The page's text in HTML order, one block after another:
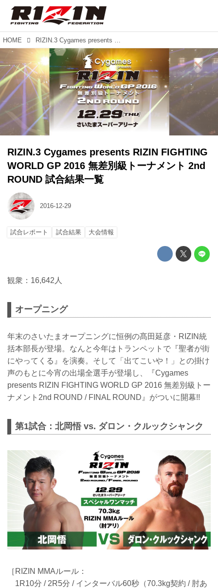
HOME RIZIN.3 Cygames presents RIZIN FIGHTING WORLD GP 2016 無差別級トーナメント 2nd ROUND 試合結果一覧
RIZIN.3 Cygames presents RIZIN FIGHTING
WORLD GP 2016 無差別級トーナメント 2nd
ROUND 試合結果一覧
2016-12-29
試合レポート 試合結果 大会情報
観衆：16,642人
オープニング
年末のさいたまオープニングに恒例の髙田延彦・RIZIN統
括本部長が登場。なんと今年はトランペットで『聖者が街
にやってくる』を演奏。そして「出てこいや！」との掛け
声のもとに今宵の出場全選手が登場し、『Cygames
presents RIZIN FIGHTING WORLD GP 2016 無差別級トー
ナメント2nd ROUND / FINAL ROUND』がついに開幕!!
第1試合：北岡悟 vs. ダロン・クルックシャンク
［RIZIN MMAルール：
1R10分 / 2R5分 / インターバル60秒（70.3kg契約 / 肘あ